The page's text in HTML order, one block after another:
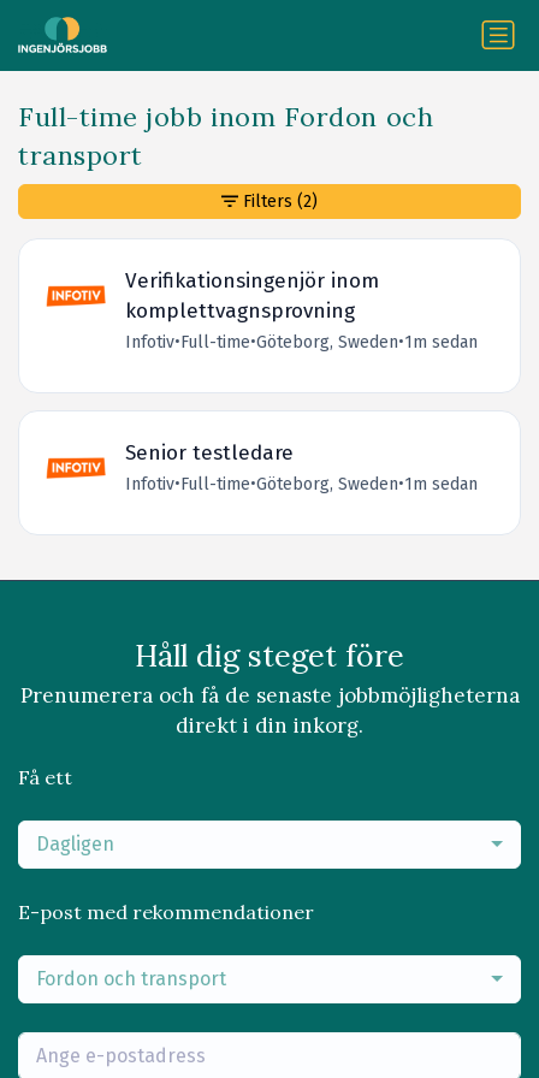
Full-time jobb inom Fordon och
transport
Verifikationsingenjör inom
komplettvagnsprovning
Infotiv•Full-time•Göteborg, Sweden•1m sedan
Senior testledare
Infotiv•Full-time•Göteborg, Sweden•1m sedan
Filters (2)
Håll dig steget före
Prenumerera och få de senaste jobbmöjligheterna
direkt i din inkorg.
Få ett
Dagligen
E-post med rekommendationer
Fordon och transport